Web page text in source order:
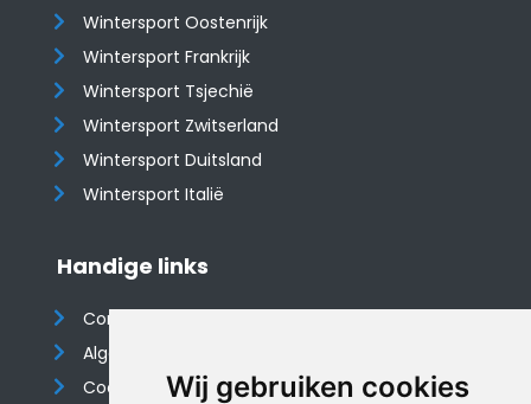
Wij gebruiken cookies
Wintersport Oostenrijk
Wintersport Frankrijk
Wintersport Tsjechië
Wintersport Zwitserland
Wintersport Duitsland
Wintersport Italië
Handige links
Contact
Algemene voorwaarden
Cookieverklaring